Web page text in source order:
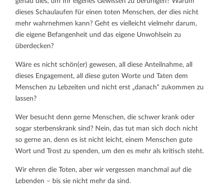
dieses Schaulaufen für einen toten Menschen, der dies nicht
mehr wahrnehmen kann? Geht es vielleicht vielmehr darum,
die eigene Befangenheit und das eigene Unwohlsein zu
überdecken?
Wäre es nicht schön(er) gewesen, all diese Anteilnahme, all
dieses Engagement, all diese guten Worte und Taten dem
Menschen zu Lebzeiten und nicht erst „danach“ zukommen zu
lassen?
Wer besucht denn gerne Menschen, die schwer krank oder
sogar sterbenskrank sind? Nein, das tut man sich doch nicht
so gerne an, denn es ist nicht leicht, einem Menschen gute
Wort und Trost zu spenden, um den es mehr als kritisch steht.
Wir ehren die Toten, aber wir vergessen manchmal auf die
Lebenden – bis sie nicht mehr da sind.